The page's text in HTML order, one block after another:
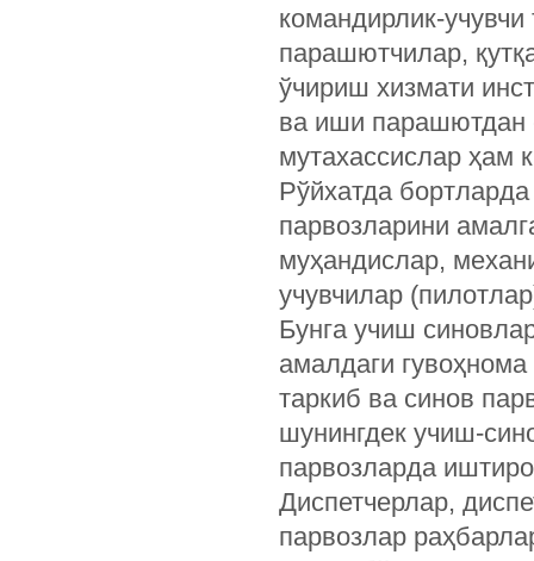
командирлик-
парашютчилар,
ўчириш хизмати
ва иши парашютдан
мутахассислар ҳам
Рўйхатда
парвозларини
муҳандислар,
учувчилар
Бунга учиш
амалдаги
таркиб ва синов
шунингдек учиш-
парвозларда
Диспетчерлар,
парвозлар